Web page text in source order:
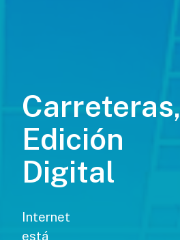
Carreteras,
Edición
Digital
Internet
está